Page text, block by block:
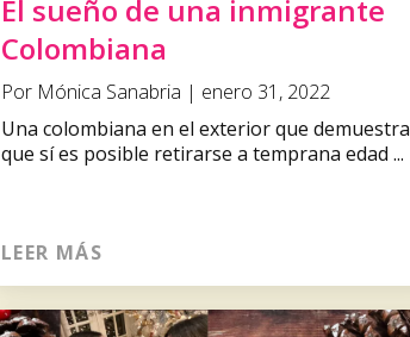
El sueño de una inmigrante
Colombiana
Por Mónica Sanabria | enero 31, 2022
Una colombiana en el exterior que demuestra
que sí es posible retirarse a temprana edad ...
LEER MÁS